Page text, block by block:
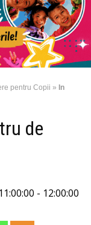
pentru Copii » In
de
11:00:00 - 12:00:00